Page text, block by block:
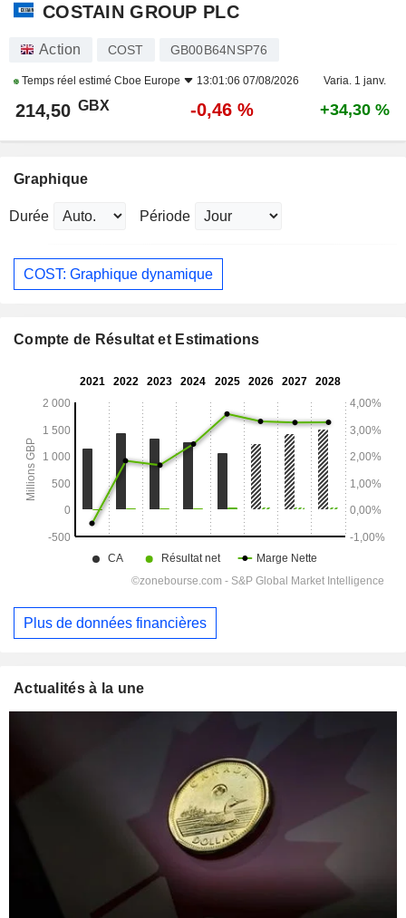
COSTAIN GROUP PLC
Action COST GB00B64NSP76
Temps réel estimé Cboe Europe 13:01:06 07/08/2026 Varia. 1 janv.
214,50 GBX -0,46 % +34,30 %
Graphique
Durée Période
COST: Graphique dynamique
Compte de Résultat et Estimations
Plus de données financières
Actualités à la une